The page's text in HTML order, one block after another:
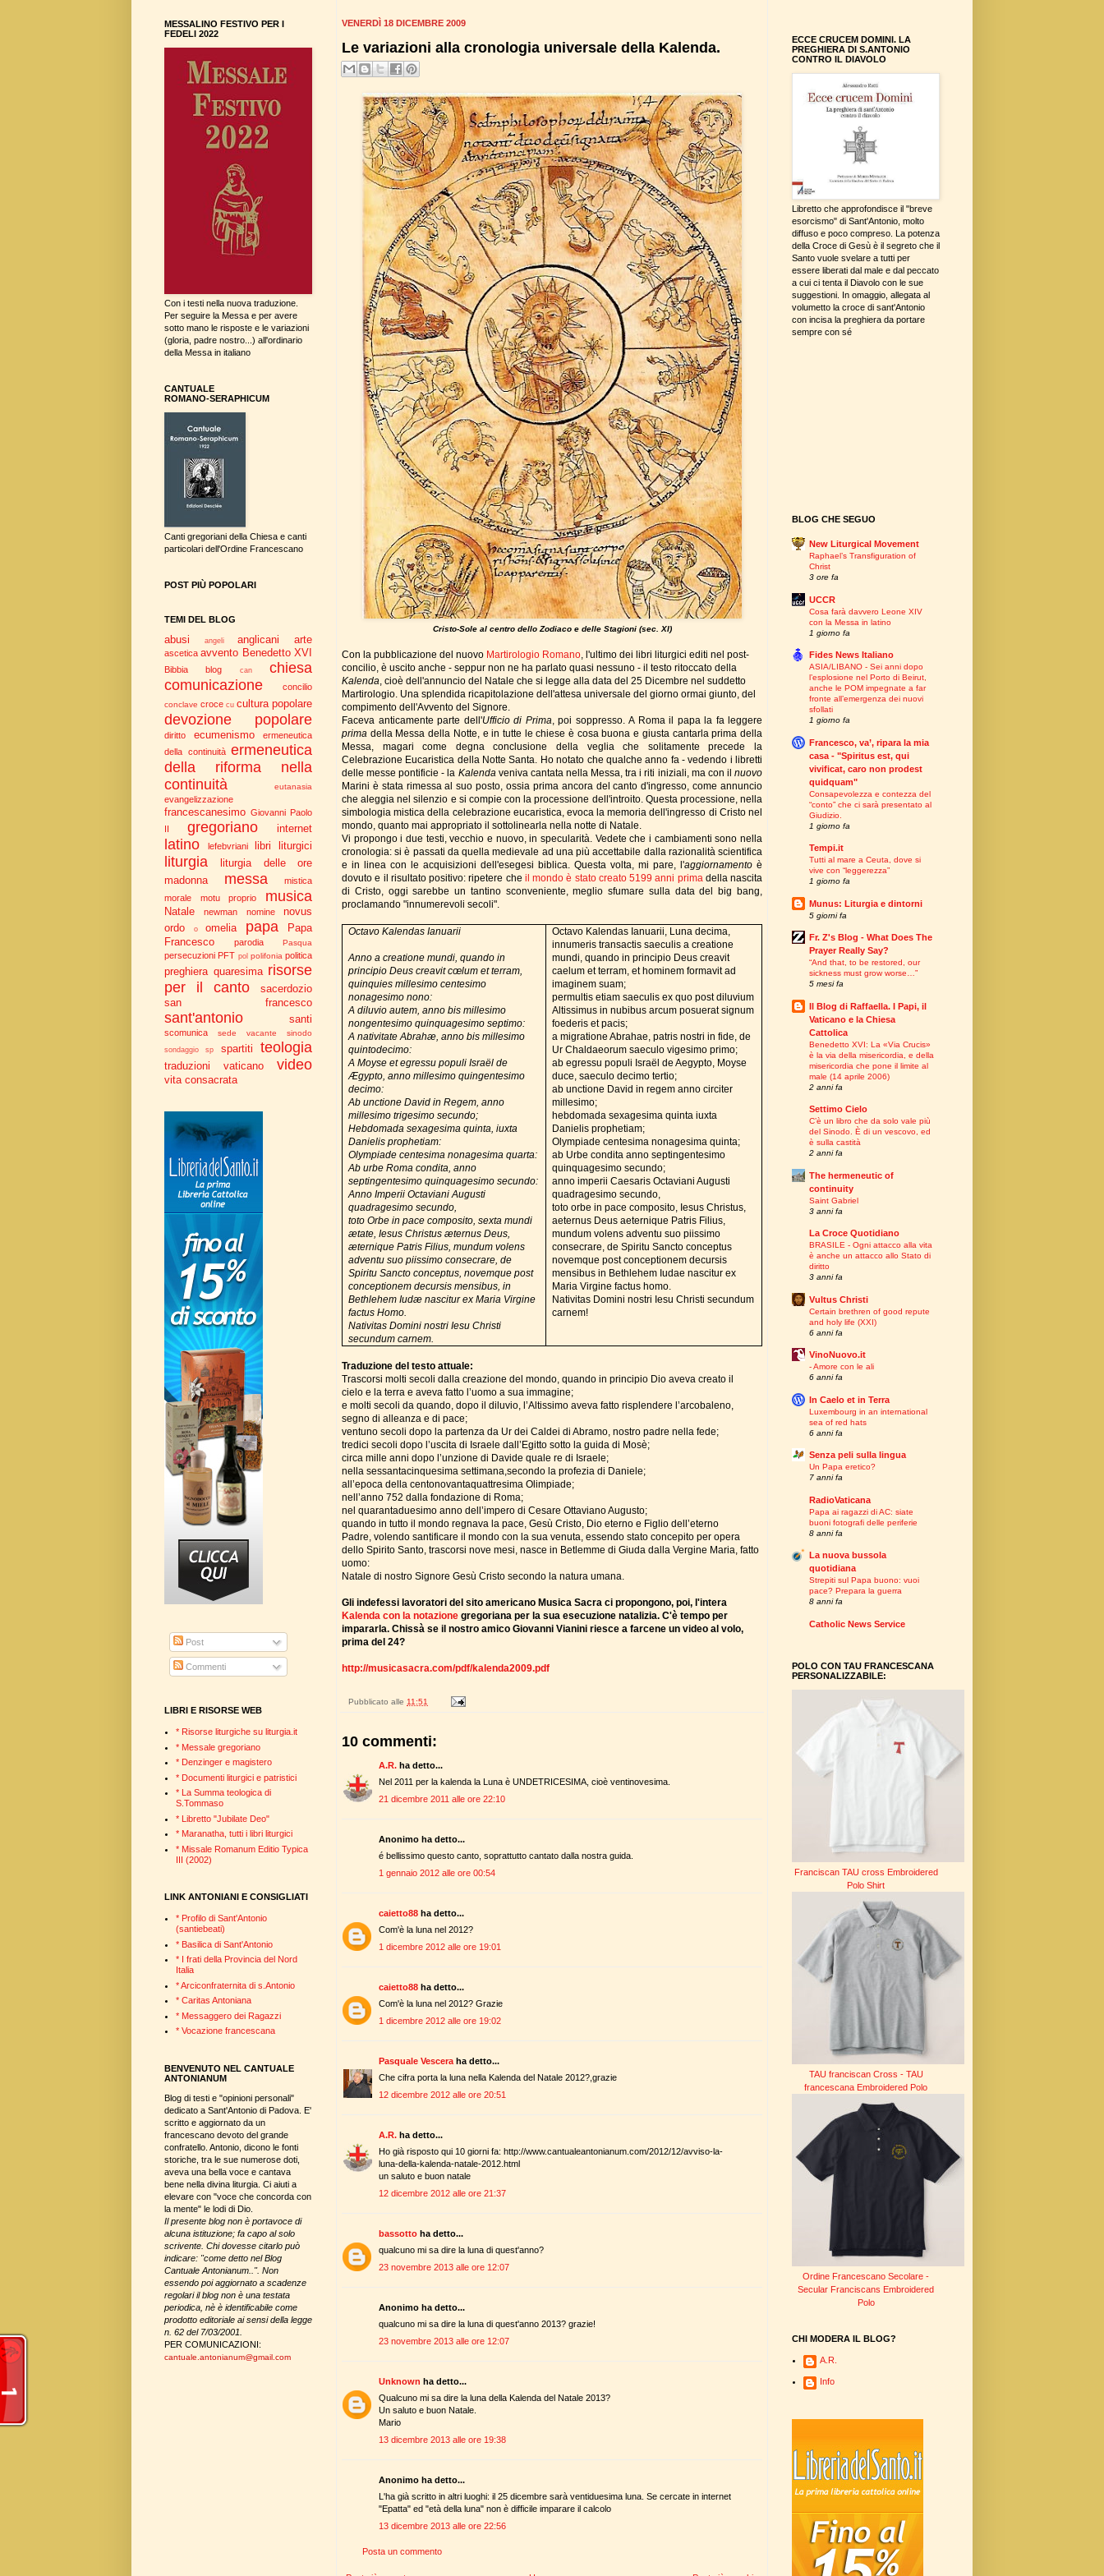
VENERDÌ 18 DICEMBRE 2009
Le variazioni alla cronologia universale della Kalenda.
Cristo-Sole al centro dello Zodiaco e delle Stagioni (sec. XI)
Con la pubblicazione del nuovo Martirologio Romano , l'ultimo dei libri liturgici editi nel post-
concilio, è uscito anche - seppur non ne ha parlato quasi nessuno - il testo ritoccato della
Kalenda , cioè dell'annuncio del Natale che si legge alla data del 25 Dicembre nel suddetto
Martirologio. Una splendida ricapitolazione dell'attesa universale del giorno ormai giunto, del
compimento dell'Avvento del Signore.
Faceva anticamente parte dell'Ufficio di Prima , poi soppresso. A Roma il papa la fa leggere
prima della Messa della Notte, e in tutte le chiese è cosa buona e giusta cantarla prima della
Messa, magari come degna conclusione della veglia che solitamente precede la
Celebrazione Eucaristica della Notte Santa. Ho notato che qualche anno fa - vedendo i libretti
delle messe pontificie - la Kalenda veniva cantata nella Messa, tra i riti iniziali, ma con ilnuovo
Marini è stata rimessa al suo posto, ossia prima ancora del canto d'ingresso, come annuncio
che aleggia nel silenzio e si compie con la processione dell'introito. Questa processione, nella
simbologia mistica della celebrazione eucaristica, evoca la memoria dell'ingresso di Cristo nel
mondo, quanto mai appropriato il sottolinearla nella notte di Natale.
Vi propongo i due testi, vecchio e nuovo, in specularità. Vedete che i cambiamenti sono nella
cronologia: si è passati da quella medievale ad una più accettabile dalla razionalità scientifica
e in linea con le acquisizioni dell'esegesi biblica. Questa volta, mi pare, l'aggiornamento è
dovuto e il risultato positivo: ripetere che il mondo è stato creato 5199 anni prima della nascita
di Cristo, oggi sarebbe un tantino sconveniente, meglio sfumare sulla data del big bang,
proclamando "innumerevoli secoli".
Octavo Kalendas Ianuarii
Anno a creatione mundi, quando in
principio Deus creavit cœlum et terram,
quinquies millesimo centesimo
nonagesimo nono:
A diluvio autem, anno bis millesimo
nongentesimo quinquagesimo septimo:
A nativitate Abrahæ, anno bis millesimo
quintodecimo:
A Moyse et egressu populi Israël de
Ægypto, anno millesimo quingentesimo
decimo:
Ab unctione David in Regem, anno
millesimo trigesimo secundo;
Hebdomada sexagesima quinta, iuxta
Danielis prophetiam:
Olympiade centesima nonagesima quarta:
Ab urbe Roma condita, anno
septingentesimo quinquagesimo secundo:
Anno Imperii Octaviani Augusti
quadragesimo secundo,
toto Orbe in pace composito, sexta mundi
ætate, Iesus Christus æternus Deus,
æternique Patris Filius, mundum volens
adventu suo piissimo consecrare, de
Spiritu Sancto conceptus, novemque post
conceptionem decursis mensibus, in
Bethlehem Iudæ nascitur ex Maria Virgine
factus Homo.
Nativitas Domini nostri Iesu Christi
secundum carnem.
Octavo Kalendas Ianuarii, Luna decima,
innumeris transactis saeculis a creatione
mundi, quando in principio Deus creavit
caelum et terram, et hominem formavit ad
imaginem suam;
permultis etiam saeculis ex quo post diluvium
Altissimus in nubibus arcum posuerat signum
foederis et pacis;
a migratione Abrahae, patris nostri in fide, de
Ur Chaldaeorum saeculo vigesimo primo;
ab egressu populi Israël de Aegypto, Moyse
duce, saeculo decimo tertio;
ab unctione David in regem anno circiter
millesimo;
hebdomada sexagesima quinta iuxta
Danielis prophetiam;
Olympiade centesima nonagesima quinta;
ab Urbe condita anno septingentesimo
quinquagesimo secundo;
anno imperii Caesaris Octaviani Augusti
quadragesimo secundo,
toto orbe in pace composito, Iesus Christus,
aeternus Deus aeternique Patris Filius,
mundum volens adventu suo piissimo
consecrare, de Spiritu Sancto conceptus
novemque post conceptionem decursis
mensibus in Bethlehem Iudae nascitur ex
Maria Virgine factus homo.
Nativitas Domini nostri Iesu Christi secundum
carnem!
Traduzione del testo attuale:
Trascorsi molti secoli dalla creazione del mondo, quando in principio Dio aveva creato il
cielo e la terra e aveva fatto l’uomo a sua immagine;
e molti secoli da quando, dopo il diluvio, l’Altissimo aveva fatto risplendere l’arcobaleno,
segno di alleanza e di pace;
ventuno secoli dopo la partenza da Ur dei Caldei di Abramo, nostro padre nella fede;
tredici secoli dopo l’uscita di Israele dall’Egitto sotto la guida di Mosè;
circa mille anni dopo l’unzione di Davide quale re di Israele;
nella sessantacinquesima settimana,secondo la profezia di Daniele;
all’epoca della centonovantaquattresima Olimpiade;
nell’anno 752 dalla fondazione di Roma;
nel quarantaduesimo anno dell’impero di Cesare Ottaviano Augusto;
quando in tutto il mondo regnava la pace, Gesù Cristo, Dio eterno e Figlio dell’eterno
Padre, volendo santificare il mondo con la sua venuta, essendo stato concepito per opera
dello Spirito Santo, trascorsi nove mesi, nasce in Betlemme di Giuda dalla Vergine Maria, fatto
uomo:
Natale di nostro Signore Gesù Cristo secondo la natura umana.
Gli indefessi lavoratori del sito americano Musica Sacra ci propongono, poi, l'intera
Kalenda con la notazione gregoriana per la sua esecuzione natalizia. C'è tempo per
impararla. Chissà se il nostro amico Giovanni Vianini riesce a farcene un video al volo,
prima del 24?
http://musicasacra.com/pdf/kalenda2009.pdf
Pubblicato alle 11:51
10 commenti:
A.R. ha detto...
Nel 2011 per la kalenda la Luna è UNDETRICESIMA, cioè ventinovesima.
21 dicembre 2011 alle ore 22:10
Anonimo ha detto...
é bellissimo questo canto, soprattutto cantato dalla nostra guida.
1 gennaio 2012 alle ore 00:54
caietto88 ha detto...
Com'è la luna nel 2012?
1 dicembre 2012 alle ore 19:01
caietto88 ha detto...
Com'è la luna nel 2012? Grazie
1 dicembre 2012 alle ore 19:02
Pasquale Vescera ha detto...
Che cifra porta la luna nella Kalenda del Natale 2012?,grazie
12 dicembre 2012 alle ore 20:51
A.R. ha detto...
Ho già risposto qui 10 giorni fa: http://www.cantualeantonianum.com/2012/12/avviso-la-
luna-della-kalenda-natale-2012.html
un saluto e buon natale
12 dicembre 2012 alle ore 21:37
bassotto ha detto...
qualcuno mi sa dire la luna di quest'anno?
23 novembre 2013 alle ore 12:07
Anonimo ha detto...
qualcuno mi sa dire la luna di quest'anno 2013? grazie!
23 novembre 2013 alle ore 12:07
Unknown ha detto...
Qualcuno mi sa dire la luna della Kalenda del Natale 2013?
Un saluto e buon Natale.
Mario
13 dicembre 2013 alle ore 19:38
Anonimo ha detto...
L'ha già scritto in altri luoghi: il 25 dicembre sarà ventiduesima luna. Se cercate in internet
"Epatta" ed "età della luna" non è difficile imparare il calcolo
13 dicembre 2013 alle ore 22:56
Posta un commento
MESSALINO FESTIVO PER I
FEDELI 2022
Con i testi nella nuova traduzione.
Per seguire la Messa e per avere
sotto mano le risposte e le variazioni
(gloria, padre nostro...) all'ordinario
della Messa in italiano
CANTUALE
ROMANO-SERAPHICUM
Canti gregoriani della Chiesa e canti
particolari dell'Ordine Francescano
POST PIÙ POPOLARI
TEMI DEL BLOG
abusi angeli anglicani arte
ascetica avvento Benedetto XVI
Bibbia blog can
chiesa
comunicazione
concilio
conclave croce cu cultura popolare
devozione popolare
diritto ecumenismo
ermeneutica
della continuità ermeneutica
della riforma nella
continuità
eutanasia
evangelizzazione
francescanesimo Giovanni Paolo
gregoriano internet
latino lefebvriani libri liturgici
liturgia
liturgia delle ore
madonna
messa
mistica
morale
motu proprio musica
Natale newman nomine
novus
ordo
o omelia papa
Papa
Francesco
parodia Pasqua
persecuzioni PFT pol polifonia politica
preghiera quaresima risorse
per il canto
sacerdozio
san francesco
sant'antonio santi
scomunica sede vacante sinodo
sondaggio sp spartiti teologia
traduzioni vaticano video
vita consacrata
Post
Commenti
LIBRI E RISORSE WEB
* Risorse liturgiche su liturgia.it
* Messale gregoriano
* Denzinger e magistero
* Documenti liturgici e patristici
* La Summa teologica di
S.Tommaso
* Libretto "Jubilate Deo"
* Maranatha, tutti i libri liturgici
* Missale Romanum Editio Typica
III (2002)
LINK ANTONIANI E CONSIGLIATI
* Profilo di Sant'Antonio
(santiebeati)
* Basilica di Sant'Antonio
* I frati della Provincia del Nord
Italia
* Arciconfraternita di s.Antonio
* Caritas Antoniana
* Messaggero dei Ragazzi
* Vocazione francescana
BENVENUTO NEL CANTUALE
ANTONIANUM
Blog di testi e "opinioni personali"
dedicato a Sant'Antonio di Padova. E'
scritto e aggiornato da un
francescano devoto del grande
confratello. Antonio, dicono le fonti
storiche, tra le sue numerose doti,
aveva una bella voce e cantava
bene nella divina liturgia. Ci aiuti a
elevare con "voce che concorda con
la mente" le lodi di Dio.
Il presente blog non è portavoce di
alcuna istituzione; fa capo al solo
scrivente. Chi dovesse citarlo può
indicare: "come detto nel Blog
Cantuale Antonianum..". Non
essendo poi aggiornato a scadenze
regolari il blog non è una testata
periodica, nè è identificabile come
prodotto editoriale ai sensi della legge
n. 62 del 7/03/2001
PER COMUNICAZIONI:
cantuale.antonianum@gmail.com
ECCE CRUCEM DOMINI. LA
PREGHIERA DI S.ANTONIO
CONTRO IL DIAVOLO
Libretto che approfondisce il "breve
esorcismo" di Sant'Antonio, molto
diffuso e poco compreso. La potenza
della Croce di Gesù è il segreto che il
Santo vuole svelare a tutti per
essere liberati dal male e dal peccato
a cui ci tenta il Diavolo con le sue
suggestioni. In omaggio, allegata al
volumetto la croce di sant'Antonio
con incisa la preghiera da portare
sempre con sé
BLOG CHE SEGUO
New Liturgical Movement
Raphael’s Transfiguration of
Christ
3 ore fa
UCCR
Cosa farà davvero Leone XIV
con la Messa in latino
1 giorno fa
Fides News Italiano
ASIA/LIBANO - Sei anni dopo
l’esplosione nel Porto di Beirut,
anche le POM impegnate a far
fronte all’emergenza dei nuovi
sfollati
1 giorno fa
Francesco, va’, ripara la mia
casa - "Spiritus est, qui
vivificat, caro non prodest
quidquam"
Consapevolezza e contezza del
“conto” che ci sarà presentato al
Giudizio.
1 giorno fa
Tempi.it
Tutti al mare a Ceuta, dove si
vive con “leggerezza”
1 giorno fa
Munus: Liturgia e dintorni
5 giorni fa
Fr. Z's Blog - What Does The
Prayer Really Say?
“And that, to be restored, our
sickness must grow worse…”
5 mesi fa
Il Blog di Raffaella. I Papi, il
Vaticano e la Chiesa
Cattolica
Benedetto XVI: La «Via Crucis»
è la via della misericordia, e della
misericordia che pone il limite al
male (14 aprile 2006)
2 anni fa
Settimo Cielo
C’è un libro che da solo vale più
del Sinodo. È di un vescovo, ed
è sulla castità
2 anni fa
The hermeneutic of
continuity
Saint Gabriel
3 anni fa
La Croce Quotidiano
BRASILE - Ogni attacco alla vita
è anche un attacco allo Stato di
diritto
3 anni fa
Vultus Christi
Certain brethren of good repute
and holy life (XXI)
6 anni fa
VinoNuovo.it
- Amore con le ali
6 anni fa
In Caelo et in Terra
Luxembourg in an international
sea of red hats
6 anni fa
Senza peli sulla lingua
Un Papa eretico?
7 anni fa
RadioVaticana
Papa ai ragazzi di AC: siate
buoni fotografi delle periferie
8 anni fa
La nuova bussola
quotidiana
Strepiti sul Papa buono: vuoi
pace? Prepara la guerra
8 anni fa
Catholic News Service
POLO CON TAU FRANCESCANA
PERSONALIZZABILE:
Franciscan TAU cross Embroidered
Polo Shirt
TAU franciscan Cross - TAU
francescana Embroidered Polo
Ordine Francescano Secolare -
Secular Franciscans Embroidered
Polo
CHI MODERA IL BLOG?
A.R.
Info